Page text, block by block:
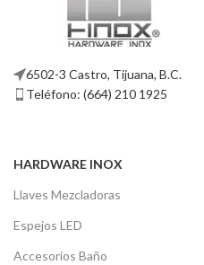
6502-3 Castro, Tijuana, B.C.
Teléfono: (664) 210 1925
HARDWARE INOX
Llaves Mezcladoras
Espejos LED
Accesorios Baño